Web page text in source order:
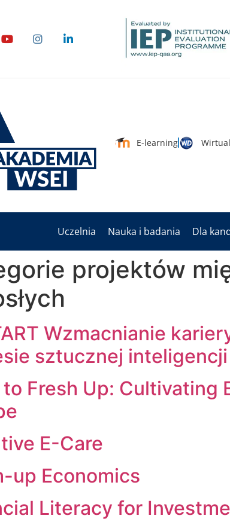
E-learning
Uczelnia Nauka i badania Dla
projektów
Wzmacnianie
sztucznej
Fresh Up: Cultivating
E-Care
up Economics
Literacy for